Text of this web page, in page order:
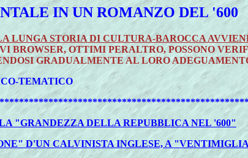
IN UN ROMANZO DEL '600
LUNGA STORIA DI CULTURA-BAROCCA
BROWSER, OTTIMI PERALTRO, POSSONO
GRADUALMENTE AL LORO
TEMATICO
"GRANDEZZA DELLA REPUBBLICA NEL '600"
D'UN CALVINISTA INGLESE, A